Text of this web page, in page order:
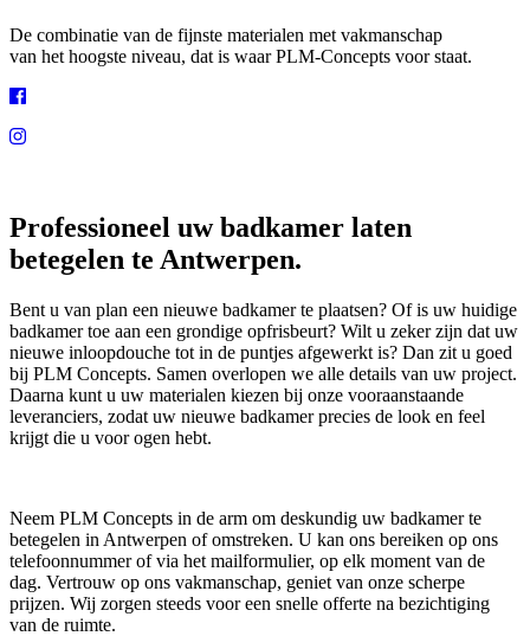
De combinatie van de fijnste materialen met vakmanschap
van het hoogste niveau, dat is waar PLM-Concepts voor staat.
Professioneel uw badkamer laten
betegelen te Antwerpen.
Bent u van plan een nieuwe badkamer te plaatsen? Of is uw huidige
badkamer toe aan een grondige opfrisbeurt? Wilt u zeker zijn dat uw
nieuwe inloopdouche tot in de puntjes afgewerkt is? Dan zit u goed
bij PLM Concepts. Samen overlopen we alle details van uw project.
Daarna kunt u uw materialen kiezen bij onze vooraanstaande
leveranciers, zodat uw nieuwe badkamer precies de look en feel
krijgt die u voor ogen hebt.
Neem PLM Concepts in de arm om deskundig uw badkamer te
betegelen in Antwerpen of omstreken. U kan ons bereiken op ons
telefoonnummer of via het mailformulier, op elk moment van de
dag. Vertrouw op ons vakmanschap, geniet van onze scherpe
prijzen. Wij zorgen steeds voor een snelle offerte na bezichtiging
van de ruimte.